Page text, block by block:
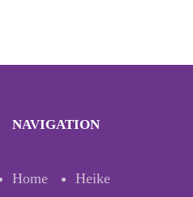
NAVIGATION
Home
Heike